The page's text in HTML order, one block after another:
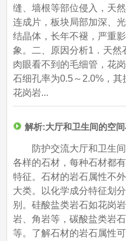
缝、墙根等部位侵入，天
连成片，板块局部加深、
结晶体，长年不褪，严重
象。二、原因分析1．天然
肉眼看不到的毛细管，花
石细孔率为0.5～2.0%，其
花岗岩...
解析:大厅和卫生间的空
防护交流大厅和卫生
各样的石材，每种石材都
特征。石材的岩石属性不
大类。以化学成分特征划
别。硅酸盐类岩石如花岗
岩、角岩等，碳酸盐类岩
等。了解石材的岩石属性